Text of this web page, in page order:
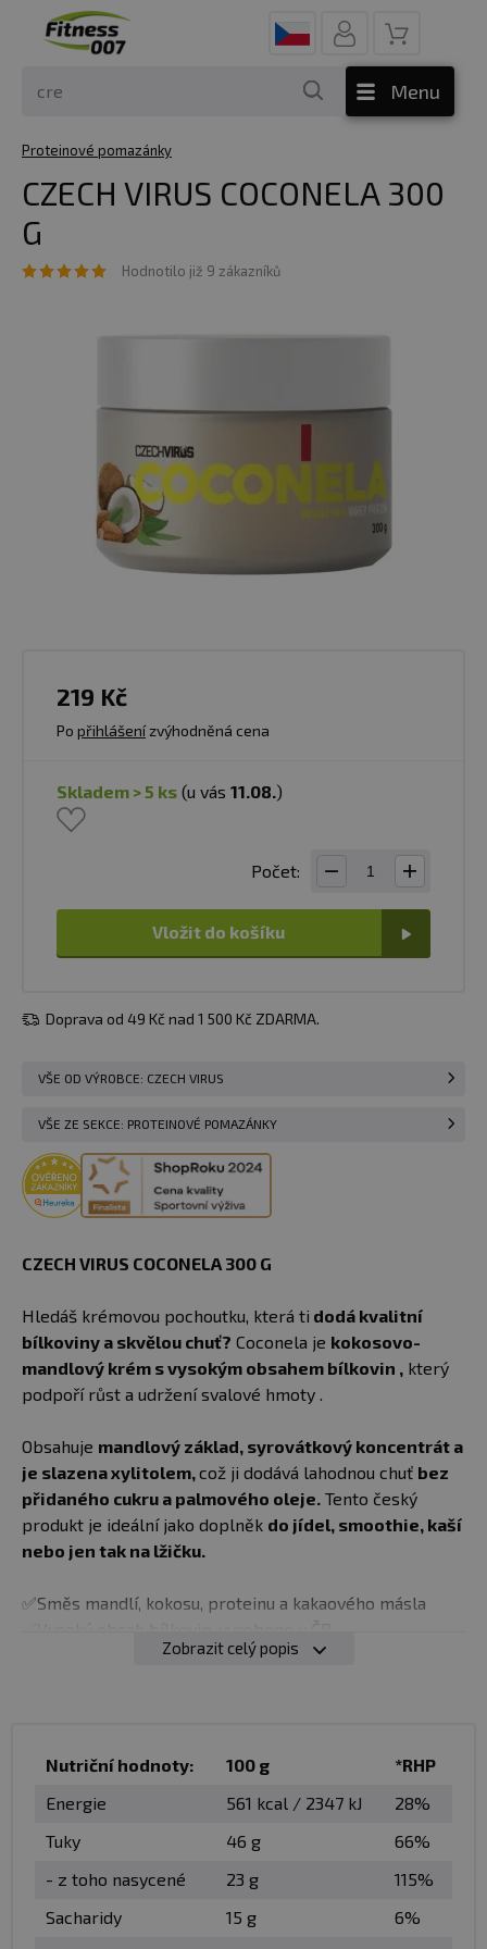
Menu
Proteinové pomazánky
CZECH VIRUS COCONELA 300
G
Hodnotilo již 9 zákazníků
219 Kč
Po přihlášenízvýhodněná cena
skladem > 5 ks (u vás 11.08.)
Počet:
Vložit do košíku
Doprava od 49 Kč nad 1 500 Kč ZDARMA.
VŠE OD VÝROBCE: CZECH VIRUS
VŠE ZE SEKCE: PROTEINOVÉ POMAZÁNKY
CZECH VIRUS COCONELA 300 G​
Hledáš krémovou pochoutku, která ti dodá kvalitní
bílkoviny a skvělou chuť? Coconela je kokosovo-
mandlový krém s vysokým obsahem bílkovin , který
podpoří růst a udržení svalové hmoty .
Obsahuje mandlový základ, syrovátkový koncentrát a
je slazena xylitolem,což ji dodává lahodnou chuť bez
přidaného cukru a palmového oleje. Tento český
produkt je ideální jako doplněk do jídel, smoothie, kaší
nebo jen tak na lžičku.
✅Směs mandlí, kokosu, proteinu a kakaového másla
Zdravé tuky z mandlových ořechů
– dlouhotrvající
Bez přidaného cukru– sladká chuť díky xylitolu
Krémová textura
– perfektní na lžičku, do kaší i na
Balení:300 g
Zobrazit celý popis
Nutriční hodnoty: 100 g
*RHP
Energie
561 kcal / 2347 kJ
28%
Tuky
46 g
66%
- z toho nasycené
23 g
115%
Sacharidy
15 g
6%